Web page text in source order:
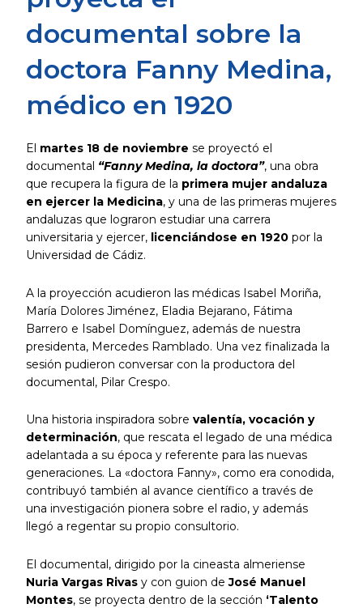
documental sobre la
doctora Fanny Medina,
médico en 1920
El martes 18 de noviembre se proyectó el
documental “Fanny Medina, la doctora”, una obra
que recupera la figura de la primera mujer andaluza
en ejercer la Medicina, y una de las primeras mujeres
andaluzas que lograron estudiar una carrera
universitaria y ejercer, licenciándose en 1920por la
Universidad de Cádiz.
A la proyección acudieron las médicas Isabel Moriña,
María Dolores Jiménez, Eladia Bejarano, Fátima
Barrero e Isabel Domínguez, además de nuestra
presidenta, Mercedes Ramblado. Una vez finalizada la
sesión pudieron conversar con la productora del
documental, Pilar Crespo.
Una historia inspiradora sobre valentía, vocación y
determinación, que rescata el legado de una médica
adelantada a su época y referente para las nuevas
generaciones. La «doctora Fanny», como era conodida,
contribuyó también al avance científico a través de
una investigación pionera sobre el radio, y además
llegó a regentar su propio consultorio.
El documental, dirigido por la cineasta almeriense
Nuria Vargas Rivasy con guion deJosé Manuel
Montes, se proyecta dentro de la sección ‘Talento